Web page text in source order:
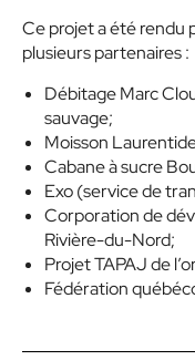
Ce projet a été rendu
plusieurs partenaires :
Débitage Marc
sauvage;
Moisson
Cabane à sucre
Exo (service de
Corporation de
Rivière-du-Nord;
Projet TAPAJ de
Fédération